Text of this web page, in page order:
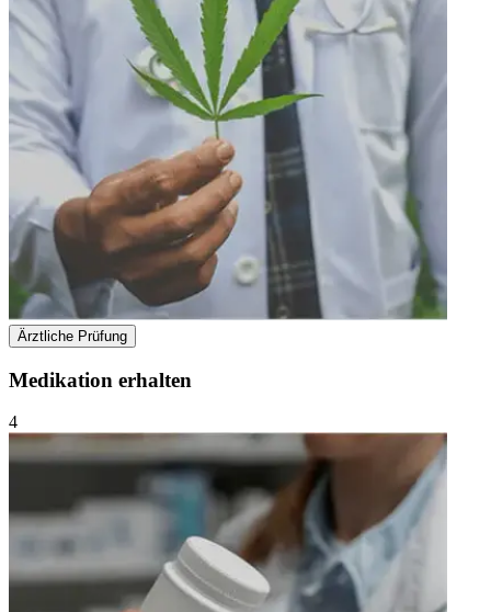
Ärztliche Prüfung
Medikation erhalten
4